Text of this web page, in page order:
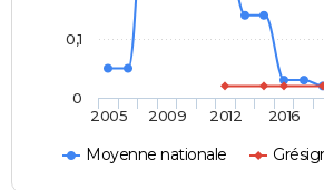
Moyenne nationale
2005 2009 2012 2016
0
0,1